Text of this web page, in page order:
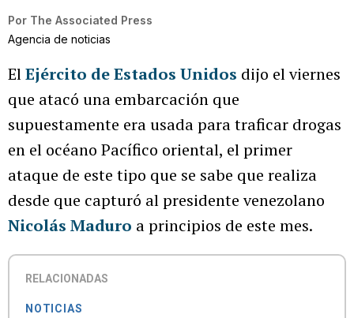
Por The Associated Press
Agencia de noticias
ElEjército de Estados Unidos dijo el viernes
que atacó una embarcación que
supuestamente era usada para traficar drogas
en el océano Pacífico oriental, el primer
ataque de este tipo que se sabe que realiza
desde que capturó al presidente venezolano
Nicolás Maduro a principios de este mes.
RELACIONADAS
NOTICIAS